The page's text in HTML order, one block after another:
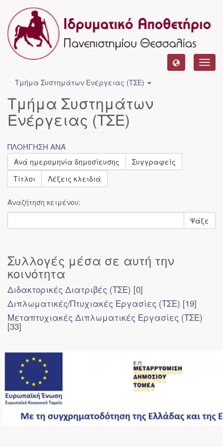
Τμήμα Συστημάτων Ενέργειας (ΤΣΕ)
Τμήμα Συστημάτων
Ενέργειας (ΤΣΕ)
ΠΛΟΉΓΗΣΗ ΑΝΆ
Ανά ημερομηνία δημοσίευσης
Συγγραφείς
Τίτλοι
Λέξεις κλειδιά
Αναζήτηση κειμένου:
Ψάξε
Συλλογές μέσα σε αυτή την
κοινότητα
Διδακτορικές Διατριβές (ΤΣΕ) [0]
Διπλωματικές/Πτυχιακές Εργασίες (ΤΣΕ) [19]
Μεταπτυχιακές Διπλωματικές Εργασίες (ΤΣΕ)
[33]